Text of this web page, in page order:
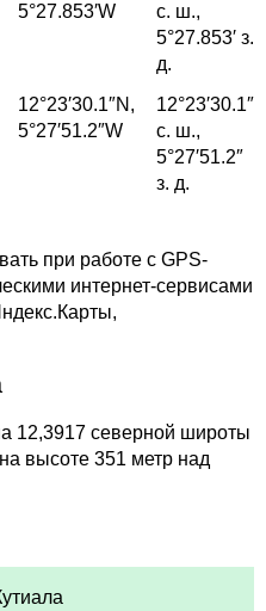
5°27.853′W
с. ш.,
5°27.853′ з.
д.
12°23′30.1″N,
5°27′51.2″W
12°23′30.1″
с. ш.,
5°27′51.2″
з. д.
при работе с GPS-
интернет-сервисами
12,3917 северной широты
высоте 351 метр над